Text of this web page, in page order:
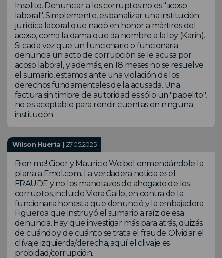
Insolito. Denunciar a los corruptos no es "acoso
laboral". Simplemente, es banalizar una institución
jurídica laboral que nació en honor a mártires del
acoso, como la dama que da nombre a la ley (Karin).
Si cada vez que un funcionario o funcionaria
denuncia un acto de corrupción se le acusa por
acoso laboral, y además, en 18 meses no se resuelve
el sumario, estamos ante una violación de los
derechos fundamentales de la acusada. Una
factura sin timbre de autoridad es sólo un "papelito",
no es aceptable para rendir cuentas en ninguna
institución.
Wilson Huerta | 27.05.2025
Bien me! Ciper y Mauricio Weibel enmendándole la
plana a Emol.com. La verdadera noticia es el
FRAUDE y no los manotazos de ahogado de los
corruptos, incluido Viera Gallo, en contra de la
funcionaria honesta que denunció y la embajadora
Figueroa que instruyó el sumario a raíz de esa
denuncia. Hay que investigar más para atrás, quizás
de cuándo y de cuánto se trata el fraude. Olvidar el
clívaje izquierda/derecha, aquí el clivaje es
probidad/corrupción.